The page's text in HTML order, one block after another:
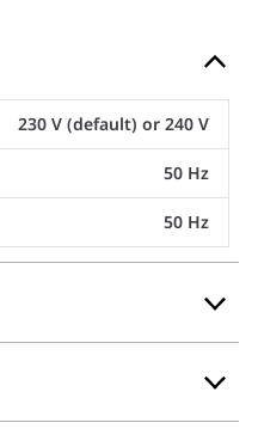
230 V (default) or 240 V
50 Hz
50 Hz